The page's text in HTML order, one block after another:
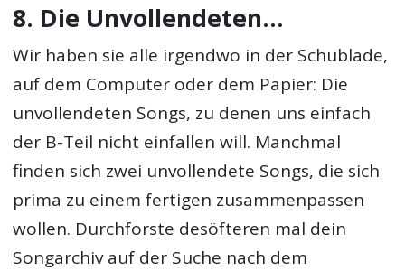
8. Die Unvollendeten…
Wir haben sie alle irgendwo in der Schublade,
auf dem Computer oder dem Papier: Die
unvollendeten Songs, zu denen uns einfach
der B-Teil nicht einfallen will. Manchmal
finden sich zwei unvollendete Songs, die sich
prima zu einem fertigen zusammenpassen
wollen. Durchforste desöfteren mal dein
Songarchiv auf der Suche nach dem